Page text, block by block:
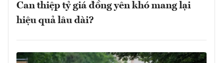
Can thiệp tỷ giá đồng yên khó mang lại
hiệu quả lâu dài?